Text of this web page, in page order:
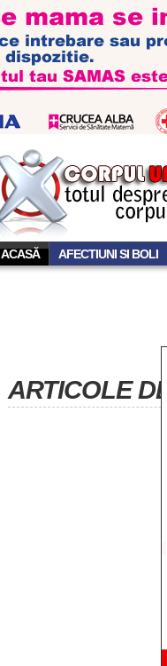
ACASĂ AFECTIUNI SI BOLI
ARTICOLE